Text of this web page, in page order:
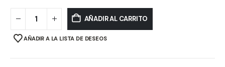
AÑADIR AL CARRITO
AÑADIR A LA LISTA DE DESEOS